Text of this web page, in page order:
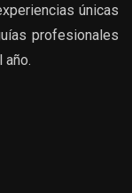
únicas
profesionales